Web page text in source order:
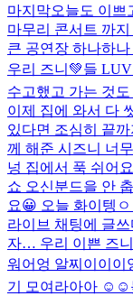
마지막오늘도 이쁘
마무리 콘서트 까
큰 공연장 하나하
우리 즈니💚들
수고했고 가는 것
이제 집에 와서 다
있다면 조심히 끝
께 해준 시즈니 너
넝 집에서 푹 쉬어
쇼 오신분드을 안
요😀 오늘 화이텡
라이브 채팅에 글
자… 우리 이쁜 즈
워어엉 알찌이이
기 모여라아아 ☺️☺️